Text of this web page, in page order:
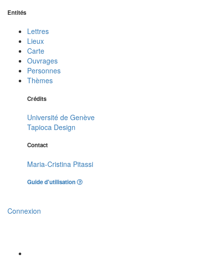
Entités
Lettres
Lieux
Carte
Ouvrages
Personnes
Thèmes
Crédits
Université de Genève
Tapioca Design
Contact
Maria-Cristina Pitassi
Guide d'utilisation
Connexion